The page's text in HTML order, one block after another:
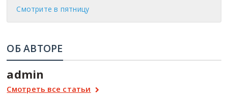
Смотрите в пятницу
ОБ АВТОРЕ
admin
Смотреть все статьи